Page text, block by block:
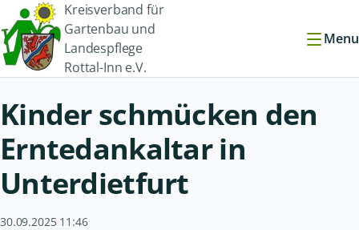
Kreisverband für
Gartenbau und
Landespflege
Rottal-Inn e.V.
Menu
Kinder schmücken den
Erntedankaltar in
Unterdietfurt
30.09.2025 11:46